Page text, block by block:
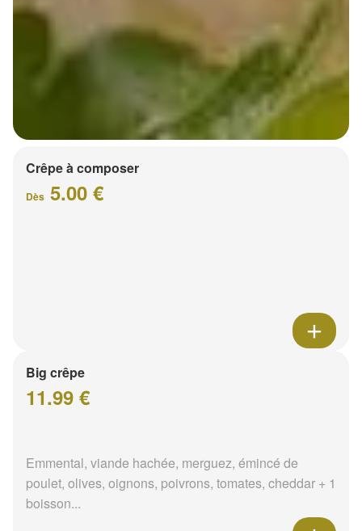
Crêpe à composer
Dès 5.00 €
Big crêpe
11.99 €
Emmental, viande hachée, merguez, émincé de
poulet, olives, oignons, poivrons, tomates, cheddar + 1
boisson...